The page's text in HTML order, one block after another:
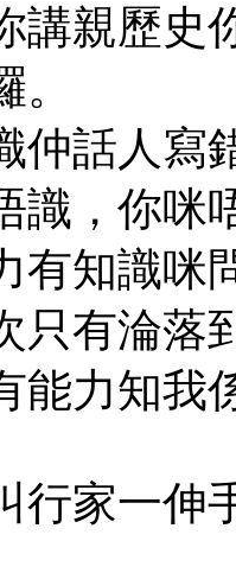
講親歷史
仲話人寫
識，你咪
有知識咪
只有淪落
能力知我
行家一伸